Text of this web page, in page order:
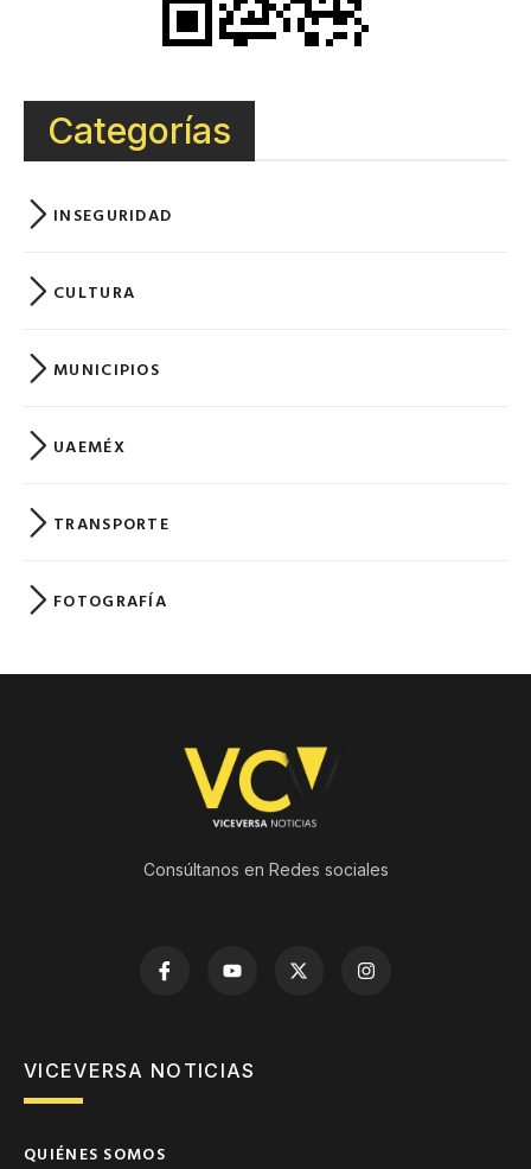
Categorías
INSEGURIDAD
CULTURA
MUNICIPIOS
UAEMÉX
TRANSPORTE
FOTOGRAFÍA
Consúltanos en Redes sociales
VICEVERSA NOTICIAS
QUIÉNES SOMOS